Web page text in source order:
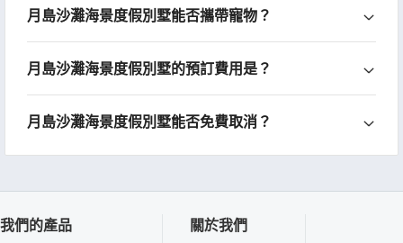
月島沙灘海景度假別墅能否攜帶寵物？
月島沙灘海景度假別墅的預訂費用是？
月島沙灘海景度假別墅能否免費取消？
我們的產品 關於我們